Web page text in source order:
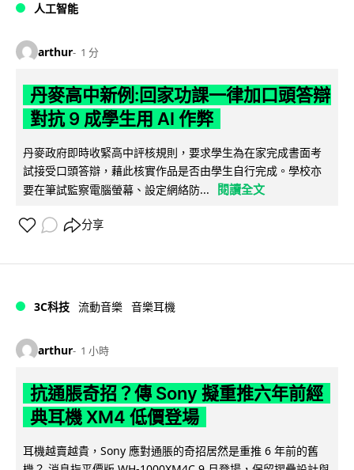
人工智能
arthur 1 分
丹麥高中新例:回家功課一律加口頭答辯
對抗 9 成學生用 AI 作弊
丹麥政府即時收緊高中評核規則，要求學生為在家完成書面考
試接受口頭答辯，藉此核實作品是否由學生自行完成。學校亦
要在筆試監察電腦螢幕、設定網絡防...
閱讀全文
分享
3C科技 流動音樂 音樂耳機
arthur 1 小時
抗通脹奇招？傳 Sony 擬重推六年前經
典耳機 XM4 低價登場
耳機越賣越貴，Sony 應對通脹的奇招居然是重推 6 年前的舊